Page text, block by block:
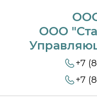
ООО
+7
+7